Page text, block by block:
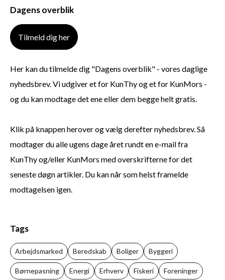
Dagens overblik
Tilmeld dig her
Her kan du tilmelde dig "Dagens overblik" - vores daglige
nyhedsbrev. Vi udgiver et for KunThy og et for KunMors -
og du kan modtage det ene eller dem begge helt gratis.
Klik på knappen herover og vælg derefter nyhedsbrev. Så
modtager du alle ugens dage året rundt en e-mail fra
KunThy og/eller KunMors med overskrifterne for det
seneste døgn artikler. Du kan når som helst framelde
modtagelsen igen.
Tags
Arbejdsmarked Beredskab Boliger Byggeri
Børnepasning Energi Erhverv Fiskeri Foreninger